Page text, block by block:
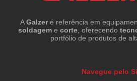
AGalzeré referência em
soldagem e corte , oferecendo
portfólio de produtos de
Navegue pelo